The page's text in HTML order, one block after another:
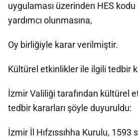
uygulaması üzerinden HES kodu
yardımcı olunmasına,
Oy birliğiyle karar verilmiştir.
Kültürel etkinlikler ile ilgili tedbir
İzmir Valiliği tarafından kültürel
tedbir kararları şöyle duyuruldu:
İzmir İl Hıfzıssıhha Kurulu, 1593